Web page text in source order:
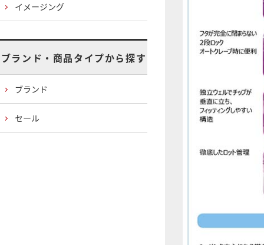
イメージング
ブランド・商品タイプから探す
ブランド
セール